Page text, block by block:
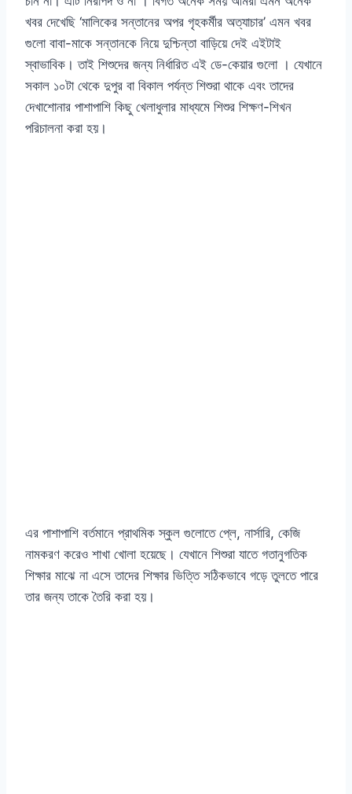
খবর দেখেছি ‘মালিকের সন্তানের অপর গৃহকর্মীর অত্যাচার’ এমন খবর
গুলো বাবা-মাকে সন্তানকে নিয়ে দুশ্চিন্তা বাড়িয়ে দেই এইটাই
স্বাভাবিক। তাই শিশুদের জন্য নির্ধারিত এই ডে-কেয়ার গুলো । যেখানে
সকাল ১০টা থেকে দুপুর বা বিকাল পর্যন্ত শিশুরা থাকে এবং তাদের
দেখাশোনার পাশাপাশি কিছু খেলাধুলার মাধ্যমে শিশুর শিক্ষণ-শিখন
পরিচালনা করা হয়।
এর পাশাপাশি বর্তমানে প্রাথমিক স্কুল গুলোতে প্লে, নার্সারি, কেজি
নামকরণ করেও শাখা খোলা হয়েছে। যেখানে শিশুরা যাতে গতানুগতিক
শিক্ষার মাঝে না এসে তাদের শিক্ষার ভিত্তি সঠিকভাবে গড়ে তুলতে পারে
তার জন্য তাকে তৈরি করা হয়।